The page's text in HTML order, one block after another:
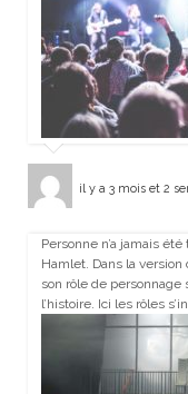
il y a 3 mois et 2
Personne n’a jamais
Hamlet. Dans la
son rôle de
l’histoire. Ici les rôles